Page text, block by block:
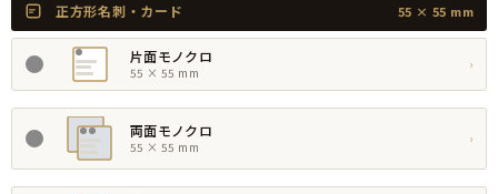
正方形名刺・カード 55 × 55 mm
片面モノクロ
55 × 55 mm
›
両面モノクロ
55 × 55 mm
›